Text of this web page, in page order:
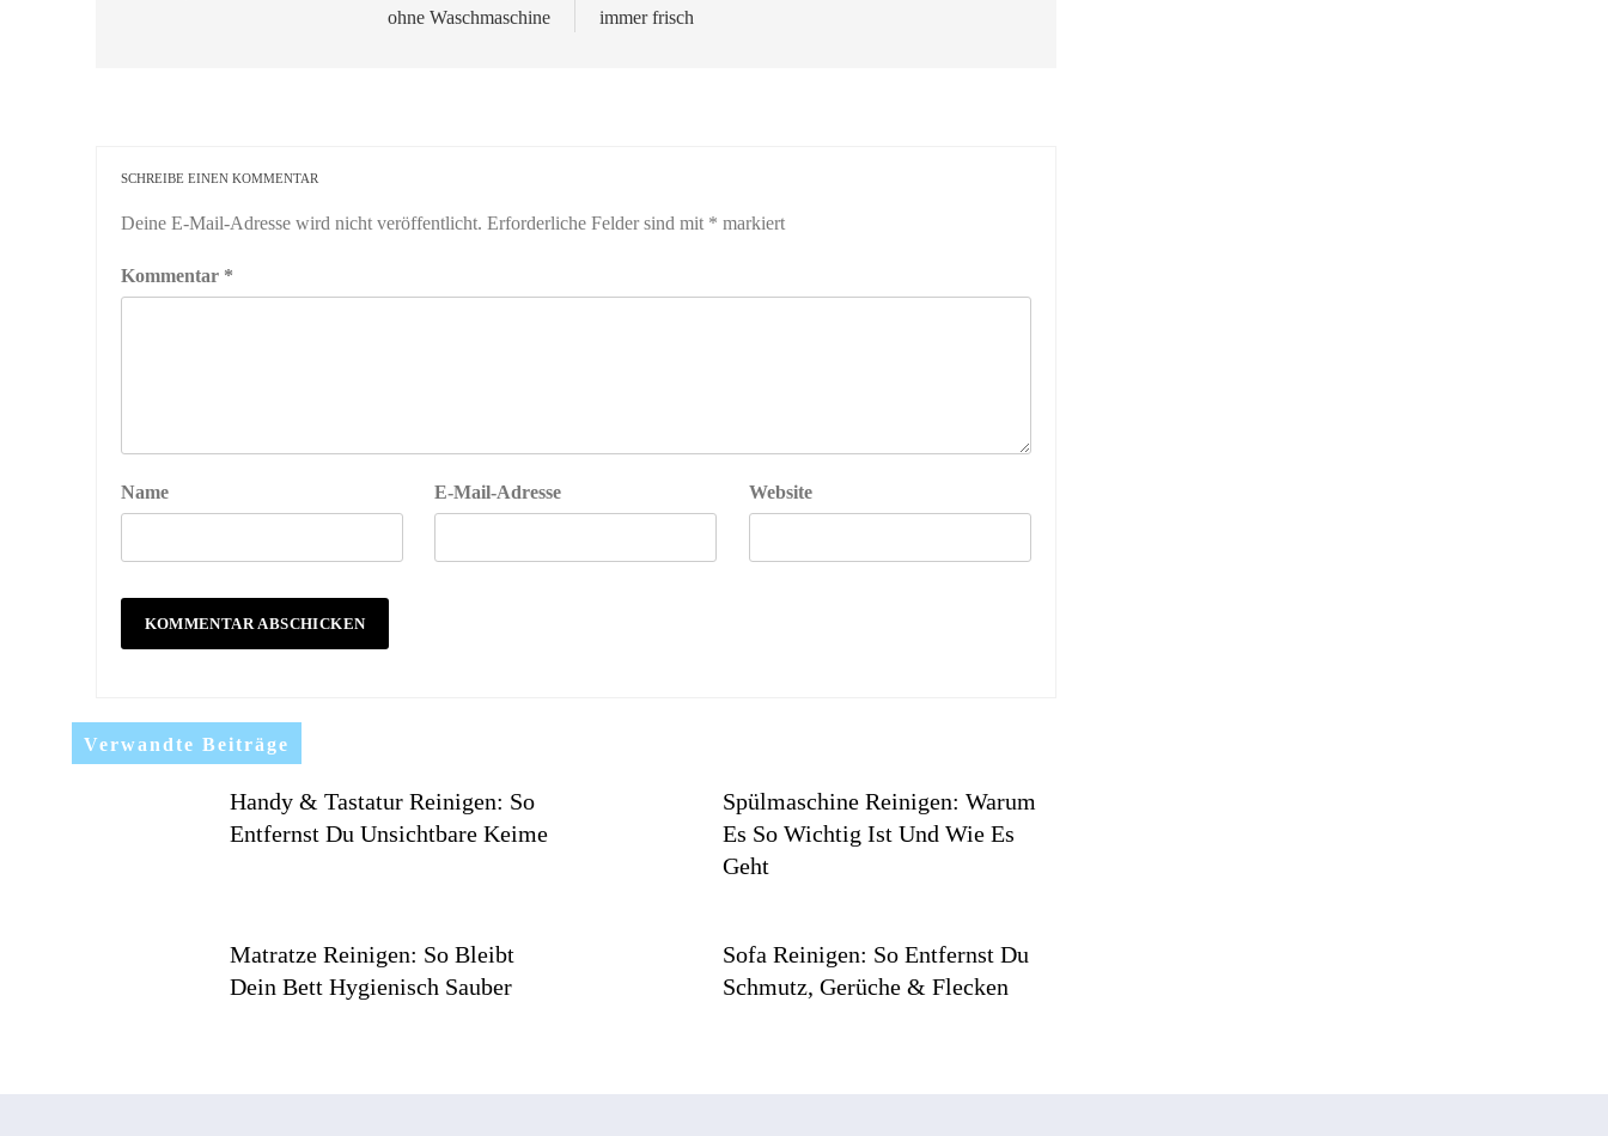
ohne Waschmaschine
immer frisch
SCHREIBE EINEN KOMMENTAR
Deine E-Mail-Adresse wird nicht veröffentlicht. Erforderliche Felder sind mit * markiert
Kommentar *
Name E-Mail-Adresse Website
Verwandte Beiträge
Handy & Tastatur Reinigen: So
Entfernst Du Unsichtbare Keime
Spülmaschine Reinigen: Warum
Es So Wichtig Ist Und Wie Es
Geht
Matratze Reinigen: So Bleibt
Dein Bett Hygienisch Sauber
Sofa Reinigen: So Entfernst Du
Schmutz, Gerüche & Flecken